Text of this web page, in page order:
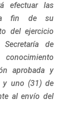
efectuar las
a fin de su
del ejercicio
de
aprobada y
y uno (31) de
al envío del